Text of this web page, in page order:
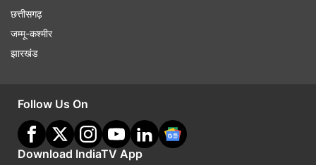
पहली पारी में मानव सुथार और दूसरी में वॉशिंगटन सुंदर ने
टीम इंडिया ने पहले बल्लेबाजी में कमाल किया और इसके बाद
गेंदबाजों ने मोर्चा संभाला। पहली पारी में डेब्यू कर रहे मानव
सुथार ने 22 ओवर में छह विकेट चटकाए। उनके अलावा
छत्तीसगढ़
जम्मू-कश्मीर
झारखंड
Follow Us On
Download IndiaTV App